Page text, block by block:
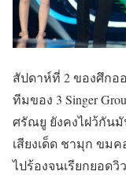
สัปดาห์ที่ 2 ของศึกอ
ทีมของ 3 Singer
ศรัณยู ยังคงไฝว้กันมั
เสียงเด็ด ชามุก ขม
ไปร้องจนเรียกยอด